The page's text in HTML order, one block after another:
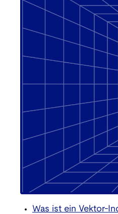
Was ist ein Vektor-